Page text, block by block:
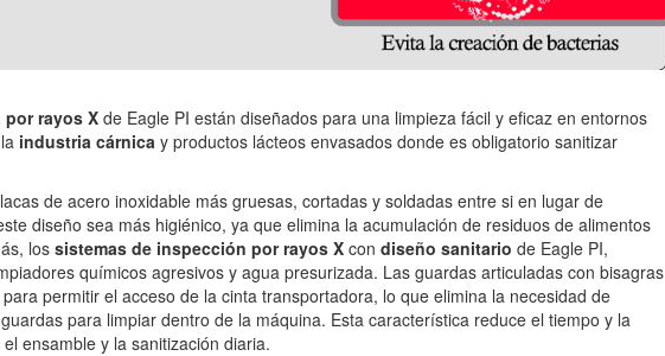
rayos X de Eagle PI están diseñados para una limpieza fácil y eficaz en entornos
industria cárnica y productos lácteos envasados donde es obligatorio sanitizar
de acero inoxidable más gruesas, cortadas y soldadas entre si en lugar de
diseño sea más higiénico, ya que elimina la acumulación de residuos de alimentos
los sistemas de inspección por rayos X con diseño sanitario de Eagle PI,
químicos agresivos y agua presurizada. Las guardas articuladas con bisagras
permitir el acceso de la cinta transportadora, lo que elimina la necesidad de
para limpiar dentro de la máquina. Esta característica reduce el tiempo y la
ensamble y la sanitización diaria.